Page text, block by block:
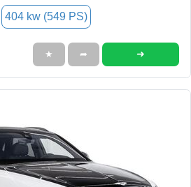
404 kw (549 PS)
★ ➦ ➜